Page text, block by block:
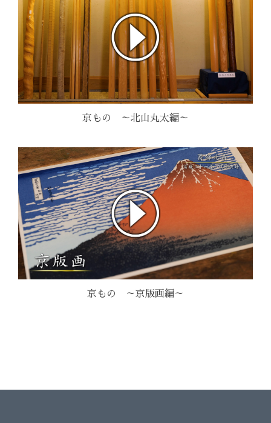
京もの ～北山丸太編～
京もの ～京版画編～